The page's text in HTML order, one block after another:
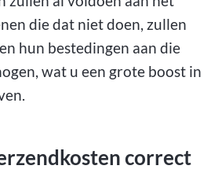
die dat niet doen, zullen
hun bestedingen aan die
wat u een grote boost in
correct